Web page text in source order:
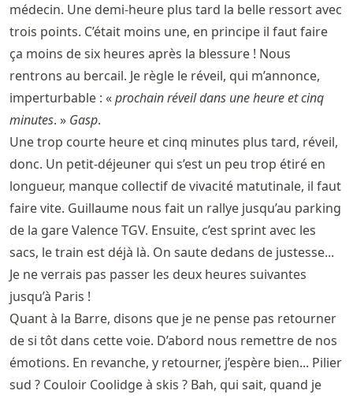
médecin. Une demi-heure plus tard la belle ressort avec
trois points. C’était moins une, en principe il faut faire
ça moins de six heures après la blessure ! Nous
rentrons au bercail. Je règle le réveil, qui m’annonce,
imperturbable : «prochain réveil dans une heure et cinq
minutes. » Gasp.
Une trop courte heure et cinq minutes plus tard, réveil,
donc. Un petit-déjeuner qui s’est un peu trop étiré en
longueur, manque collectif de vivacité matutinale, il faut
faire vite. Guillaume nous fait un rallye jusqu’au parking
de la gare Valence TGV. Ensuite, c’est sprint avec les
sacs, le train est déjà là. On saute dedans de justesse...
Je ne verrais pas passer les deux heures suivantes
jusqu’à Paris !
Quant à la Barre, disons que je ne pense pas retourner
de si tôt dans cette voie. D’abord nous remettre de nos
émotions. En revanche, y retourner, j’espère bien... Pilier
sud ? Couloir Coolidge à skis ? Bah, qui sait, quand je